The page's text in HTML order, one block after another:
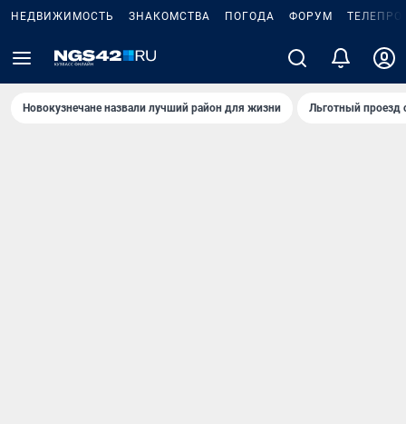
НЕДВИЖИМОСТЬ ЗНАКОМСТВА ПОГОДА ФОРУМ
Новокузнечане назвали лучший район для жизни Льготный проезд